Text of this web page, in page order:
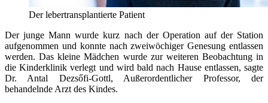
Der lebertransplantierte Patient
Der junge Mann wurde kurz nach der Operation auf der Station
aufgenommen und konnte nach zweiwöchiger Genesung entlassen
werden. Das kleine Mädchen wurde zur weiteren Beobachtung in
die Kinderklinik verlegt und wird bald nach Hause entlassen, sagte
Dr. Antal Dezsőfi-Gottl, Außerordentlicher Professor, der
behandelnde Arzt des Kindes.